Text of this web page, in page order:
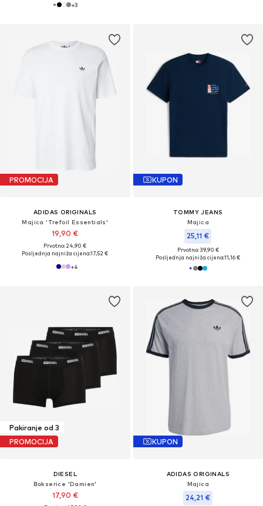
+3
PROMOCIJA
ADIDAS ORIGINALS
Majica 'Trefoil Essentials'
19,90 €
Prvotno: 24,90 €
Posljednja najniža cijena:17,52 €
+4
KUPON
TOMMY JEANS
Majica
25,11 €
Prvotno: 39,90 €
Posljednja najniža cijena:11,16 €
Pakiranje od 3
PROMOCIJA
DIESEL
Bokserice 'Damien'
17,90 €
KUPON
ADIDAS ORIGINALS
Majica
24,21 €